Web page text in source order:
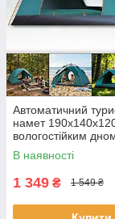
Автоматичний
намет
вологостійким
входами
В наявності
1 349 ₴ 1 549 ₴